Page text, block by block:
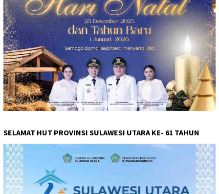
SELAMAT HUT PROVINSI SULAWESI UTARA KE- 61 TAHUN